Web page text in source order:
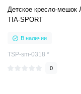
Детское кресло-мешок
TIA-SPORT
В наличии
TSP-sm-0318 *
0